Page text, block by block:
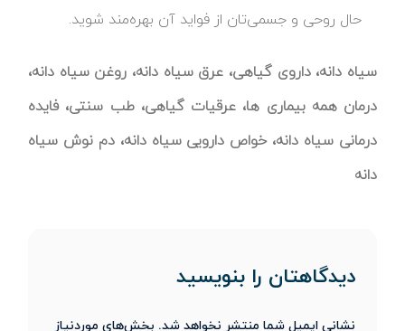
حال روحی و جسمی‌تان از فواید آن بهره‌مند شوید.
سیاه دانه، داروی گیاهی، عرق سیاه دانه، روغن سیاه دانه،
درمان همه بیماری ها، عرقیات گیاهی، طب سنتی، فایده
درمانی سیاه دانه، خواص دارویی سیاه دانه، دم نوش سیاه
دانه
دیدگاهتان را بنویسید
نشانی ایمیل شما منتشر نخواهد شد. بخش‌های موردنیاز